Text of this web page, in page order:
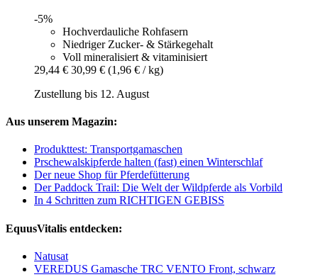
-5%
Hochverdauliche Rohfasern
Niedriger Zucker- & Stärkegehalt
Voll mineralisiert & vitaminisiert
29,44 € 30,99 € (1,96 € / kg)
Zustellung bis 12. August
Aus unserem Magazin:
Produkttest: Transportgamaschen
Prschewalskipferde halten (fast) einen Winterschlaf
Der neue Shop für Pferdefütterung
Der Paddock Trail: Die Welt der Wildpferde als Vorbild
In 4 Schritten zum RICHTIGEN GEBISS
EquusVitalis entdecken:
Natusat
VEREDUS Gamasche TRC VENTO Front, schwarz